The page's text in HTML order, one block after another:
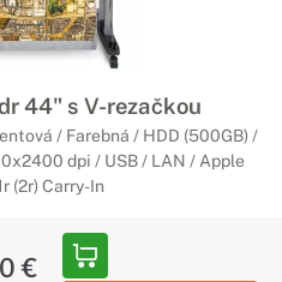
44" s V-rezačkou
/ Farebná / HDD (500GB) /
dpi / USB / LAN / Apple
(2r) Carry-In
€